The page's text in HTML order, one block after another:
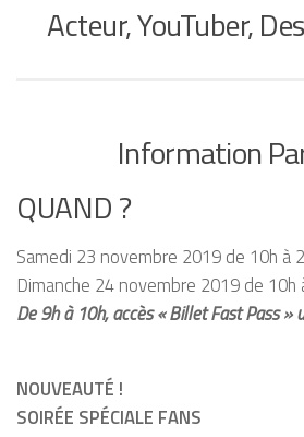
Acteur, YouTuber,
Information
QUAND ?
Samedi 23 novembre 2019 de 10h à
Dimanche 24 novembre 2019 de 10h
De 9h à 10h, accès « Billet Fast Pass »
NOUVEAUTÉ !
SOIRÉE SPÉCIALE FANS